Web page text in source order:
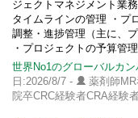
ジェクトマネジメント業
タイムラインの管理 ・プ
調整・進捗管理（主に、
・プロジェクトの予算管
世界No1のグローバルカン
日:2026/8/7 -
薬剤師
院卒CRC経験者CRA経験